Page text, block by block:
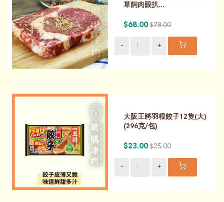
草飼肉眼扒...
$68.00 $78.00
- +
大阪王將羽根餃子12隻(大)
(296克/包)
$23.00 $25.00
- +